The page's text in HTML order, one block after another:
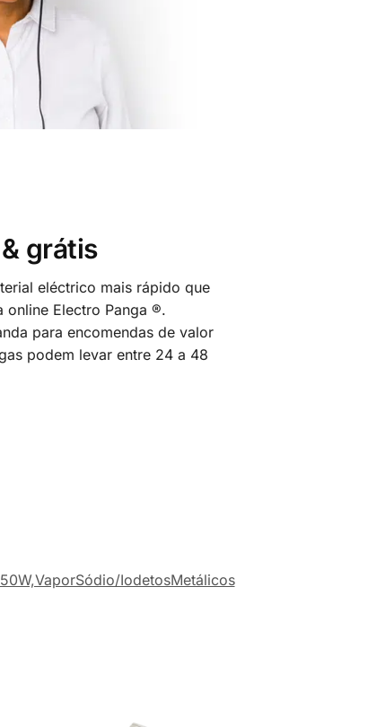
grátis
eléctrico mais rápido que
online Electro Panga ®.
para encomendas de valor
podem levar entre 24 a 48
IodetosMetálicos